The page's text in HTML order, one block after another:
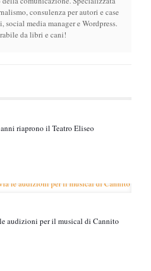
consulenza per autori e case
social media manager e Wordpress.
da libri e cani!
riaprono il Teatro Eliseo
audizioni per il musical di Cannito